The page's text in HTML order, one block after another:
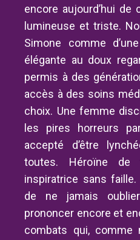
encore aujourd’hui
lumineuse et triste.
Simone comme
élégante au doux
permis à des
accès à des soins
choix. Une femme
les pires horreurs
accepté d’être
toutes. Héroïne de
inspiratrice sans
de ne jamais
prononcer encore et
combats qui, comme